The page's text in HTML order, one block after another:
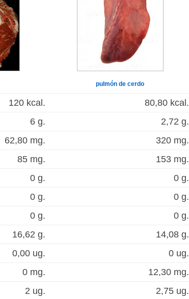
pulmón de cerdo
120 kcal.
80,80 kcal.
6 g.
2,72 g.
62,80 mg.
320 mg.
85 mg.
153 mg.
0 g.
0 g.
0 g.
0 g.
0 g.
0 g.
16,62 g.
14,08 g.
0,00 ug.
0 ug.
0 mg.
12,30 mg.
2 ug.
2,75 ug.